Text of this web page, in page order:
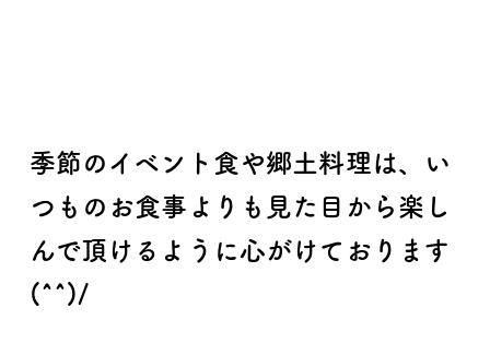
季節のイベント食や郷土料理は、い
つものお食事よりも見た目から楽し
んで頂けるように心がけております
(^^)/